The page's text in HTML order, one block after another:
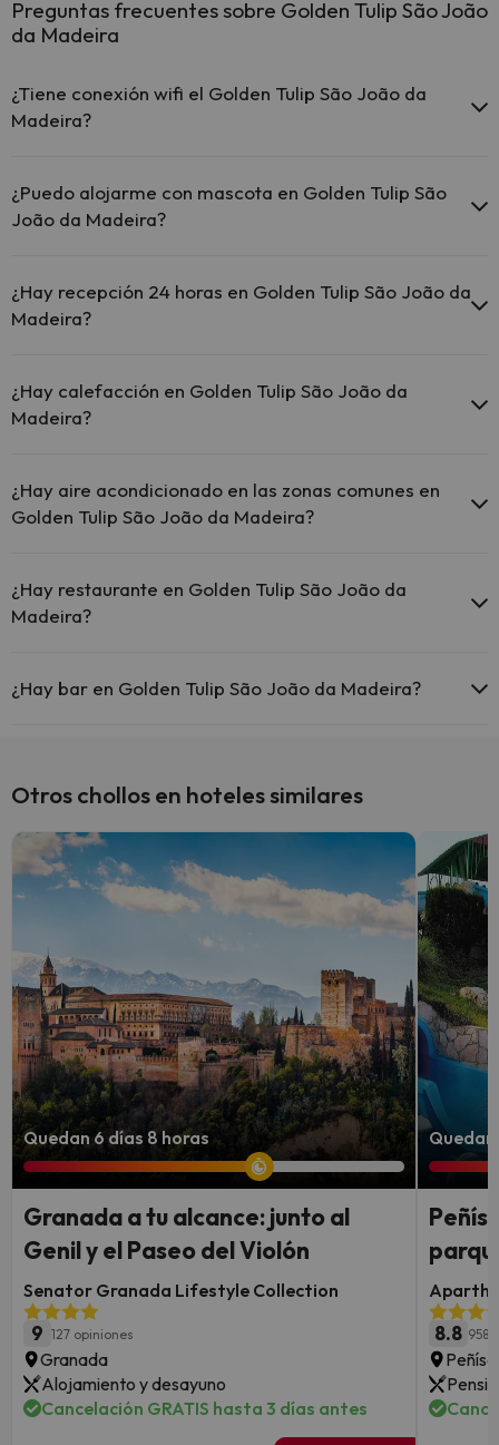
Preguntas frecuentes sobre Golden Tulip São João
da Madeira
¿Tiene conexión wifi el Golden Tulip São João da
Madeira?
en zonas comunes.
El Golden Tulip São João da Madeira dispone de Wi-Fi.
¿Puedo alojarme con mascota en Golden Tulip São
João da Madeira?
¿Hay recepción 24 horas en Golden Tulip São João da
Madeira?
¿Hay calefacción en Golden Tulip São João da
Madeira?
comunes.
¿Hay aire acondicionado en las zonas comunes en
Golden Tulip São João da Madeira?
las zonas comunes.
¿Hay restaurante en Golden Tulip São João da
Madeira?
¿Hay bar en Golden Tulip São João da Madeira?
Otros chollos en hoteles similares
Quedan 6 días 8 horas
Granada a tu alcance: junto al
Genil y el Paseo del Violón
Senator Granada Lifestyle Collection
9 127 opiniones
Granada
Alojamiento y desayuno
Cancelación GRATIS hasta 3 días antes
8.8 958